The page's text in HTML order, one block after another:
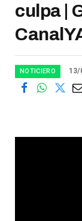
culpa |
NOTICIERO 13/